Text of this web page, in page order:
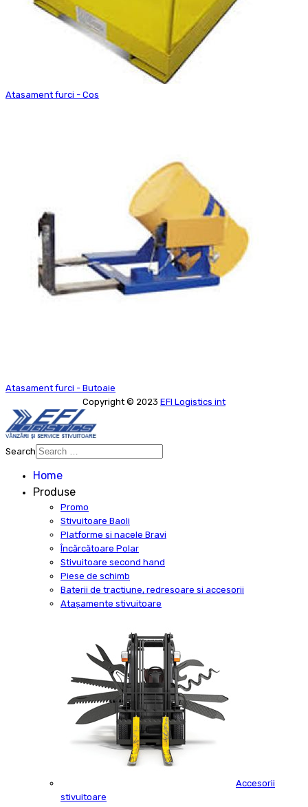
Atasament furci - Cos
Atasament furci - Butoaie
Copyright © 2023 EFI Logistics int
Search
results.
Home
Produse
Promo
Stivuitoare Baoli
Platforme si nacele Bravi
Încărcătoare Polar
Stivuitoare second hand
Piese de schimb
Baterii de tractiune, redresoare si accesorii
Atașamente stivuitoare
Accesorii
stivuitoare